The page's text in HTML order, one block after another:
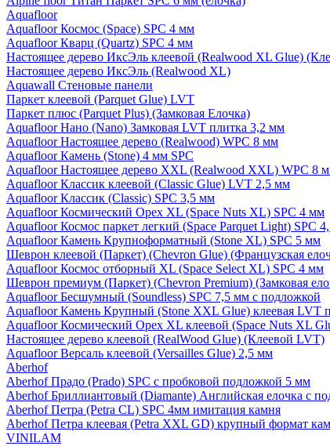
Aquafloor
Aquafloor Космос (Space) SPC 4 мм
Aquafloor Кварц (Quartz) SPC 4 мм
Настоящее дерево ИксЭль клеевой (Realwood XL Glue)
Настоящее дерево ИксЭль (Realwood XL)
Aquawall Стеновые панели
Паркет клеевой (Parquet Glue) LVT
Паркет плюс (Parquet Plus) (Замковая Елочка)
Aquafloor Нано (Nano) Замковая LVT плитка 3,2 мм
Aquafloor Настоящее дерево (Realwood) WPC 8 мм
Aquafloor Камень (Stone) 4 мм SPC
Aquafloor Настоящее дерево XXL (Realwood XXL) WPC 8
Aquafloor Классик клеевой (Classic Glue) LVT 2,5 мм
Aquafloor Классик (Classic) SPC 3,5 мм
Aquafloor Космический Орех XL (Space Nuts XL) SPC 4 мм
Aquafloor Космос паркет легкий (Space Parquet Light) SPC
Aquafloor Камень Крупноформатный (Stone XL) SPC 5 мм
Шеврон клеевой (Паркет) (Chevron Glue) (Французская
Aquafloor Космос отборный XL (Space Select XL) SPC 4 мм
Шеврон премиум (Паркет) (Chevron Premium) (Замковая
Aquafloor Бесшумный (Soundless) SPC 7,5 мм с подложкой
Aquafloor Камень Крупный (Stone XXL Glue) клеевая LVT
Aquafloor Космический Орех XL клеевой (Space Nuts XL
Настоящее дерево клеевой (RealWood Glue) (Клеевой LVT)
Aquafloor Версаль клеевой (Versailles Glue) 2,5 мм
Aberhof
Aberhof Прадо (Prado) SPC с пробковой подложкой 5 мм
Aberhof Бриллиантовый (Diamante) Английская елочка с
Aberhof Петра (Petra CL) SPC 4мм имитация камня
Aberhof Петра клеевая (Petra XXL GD) крупный формат
VINILAM